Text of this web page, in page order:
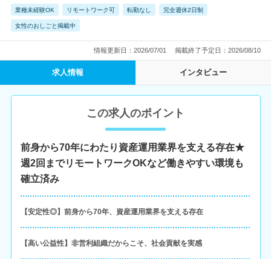
業種未経験OK リモートワーク可 転勤なし 完全週休2日制
女性のおしごと掲載中
情報更新日：2026/07/01 掲載終了予定日：2026/08/10
求人情報 インタビュー
この求人のポイント
前身から70年にわたり資産運用業界を支える存在★
週2回までリモートワークOKなど働きやすい環境も
確立済み
【安定性◎】前身から70年、資産運用業界を支える存在
【高い公益性】非営利組織だからこそ、社会貢献を実感